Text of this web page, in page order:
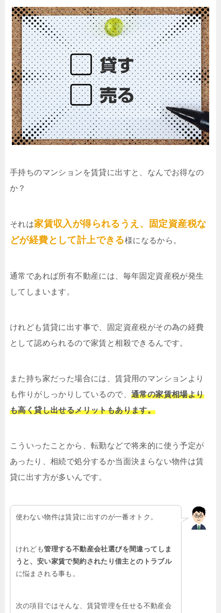
手持ちのマンションを賃貸に出すと、なんでお得なの
か？
それは家賃収入が得られるうえ、固定資産税な
どが経費として計上できる様になるから。
通常であれば所有不動産には、毎年固定資産税が発生
してしまいます。
けれども賃貸に出す事で、固定資産税がその為の経費
として認められるので家賃と相殺できるんです。
また持ち家だった場合には、賃貸用のマンションより
も作りがしっかりしているので、 通常の家賃相場より
も高く貸し出せるメリットもあります。
こういったことから、転勤などで将来的に使う予定が
あったり、相続で処分するか当面決まらない物件は賃
貸に出す方が多いんです。
使わない物件は賃貸に出すのが一番オトク。
けれども管理する不動産会社選びを間違ってしま
うと、安い家賃で契約されたり借主とのトラブル
に悩まされる事も。
次の項目ではそんな、賃貸管理を任せる不動産会